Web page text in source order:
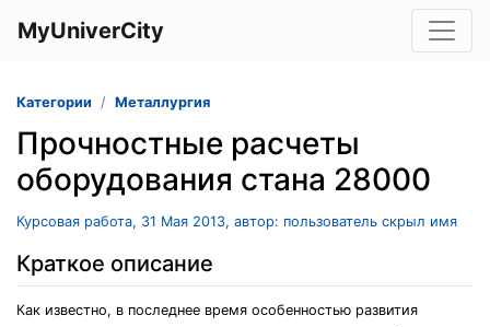
MyUniverCity
Категории Металлургия
Прочностные расчеты
оборудования стана 28000
Курсовая работа, 31 Мая 2013, автор: пользователь скрыл имя
Краткое описание
Как известно, в последнее время особенностью развития